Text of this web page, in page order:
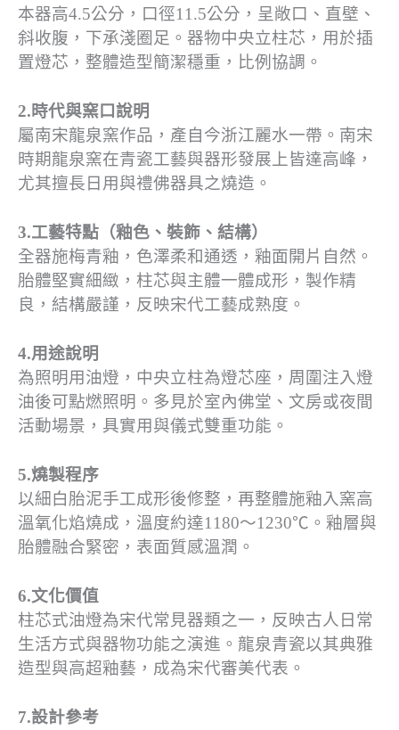
本器高4.5公分，口徑11.5公分，呈敞口、直壁、
斜收腹，下承淺圈足。器物中央立柱芯，用於插
置燈芯，整體造型簡潔穩重，比例協調。
2.時代與窯口說明
屬南宋龍泉窯作品，產自今浙江麗水一帶。南宋
時期龍泉窯在青瓷工藝與器形發展上皆達高峰，
尤其擅長日用與禮佛器具之燒造。
3.工藝特點（釉色、裝飾、結構）
全器施梅青釉，色澤柔和通透，釉面開片自然。
胎體堅實細緻，柱芯與主體一體成形，製作精
良，結構嚴謹，反映宋代工藝成熟度。
4.用途說明
為照明用油燈，中央立柱為燈芯座，周圍注入燈
油後可點燃照明。多見於室內佛堂、文房或夜間
活動場景，具實用與儀式雙重功能。
5.燒製程序
以細白胎泥手工成形後修整，再整體施釉入窯高
溫氧化焰燒成，溫度約達1180～1230℃。釉層與
胎體融合緊密，表面質感溫潤。
6.文化價值
柱芯式油燈為宋代常見器類之一，反映古人日常
生活方式與器物功能之演進。龍泉青瓷以其典雅
造型與高超釉藝，成為宋代審美代表。
7.設計參考